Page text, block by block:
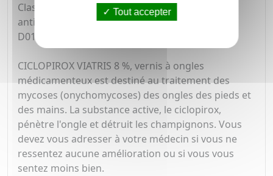
Classe pharmacothérapeutique : autres
antifongiques à usage topique - code ATC :
D01AE14.
CICLOPIROX VIATRIS 8 %, vernis à ongles
médicamenteux est destiné au traitement des
mycoses (onychomycoses) des ongles des pieds et
des mains. La substance active, le ciclopirox,
pénètre l'ongle et détruit les champignons. Vous
devez vous adresser à votre médecin si vous ne
ressentez aucune amélioration ou si vous vous
sentez moins bien.
Tout accepter